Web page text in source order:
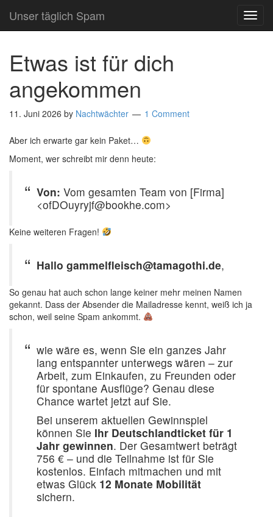
Unser täglich Spam
Etwas ist für dich
angekommen
11. Juni 2026 by Nachtwächter 1 Comment
Aber ich erwarte gar kein Paket…
Moment, wer schreibt mir denn heute:
Von: Vom gesamten Team von [Firma]
<ofDOuyryjf@bookhe.com>
Keine weiteren Fragen!
Hallo gammelfleisch@tamagothi.de,
So genau hat auch schon lange keiner mehr meinen Namen
gekannt. Dass der Absender die Mailadresse kennt, weiß ich ja
schon, weil seine Spam ankommt.
wie wäre es, wenn Sie ein ganzes Jahr
lang entspannter unterwegs wären – zur
Arbeit, zum Einkaufen, zu Freunden oder
für spontane Ausflüge? Genau diese
Chance wartet jetzt auf Sie.
Bei unserem aktuellen Gewinnspiel
können Sie Ihr Deutschlandticket für 1
Jahr gewinnen. Der Gesamtwert beträgt
756 € – und die Teilnahme ist für Sie
kostenlos. Einfach mitmachen und mit
etwas Glück 12 Monate Mobilität
sichern.